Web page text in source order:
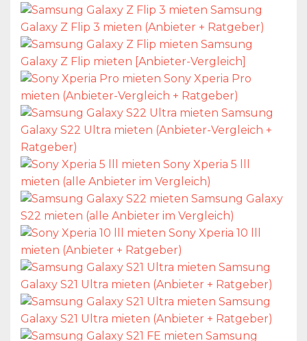
Samsung
Galaxy Z Flip 3 mieten (Anbieter + Ratgeber)
Samsung
Galaxy Z Flip mieten [Anbieter-Vergleich]
Sony Xperia Pro
mieten (Anbieter-Vergleich + Ratgeber)
Samsung
Galaxy S22 Ultra mieten (Anbieter-Vergleich +
Ratgeber)
Sony Xperia 5 lll
mieten (alle Anbieter im Vergleich)
Samsung Galaxy
S22 mieten (alle Anbieter im Vergleich)
Sony Xperia 10 lll
mieten (Anbieter + Ratgeber)
Samsung
Galaxy S21 Ultra mieten (Anbieter + Ratgeber)
Samsung
Galaxy S21 Ultra mieten (Anbieter + Ratgeber)
Samsung